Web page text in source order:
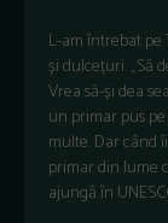
L-am întrebat pe
și dulcețuri. „Să
Vrea să-și dea
un primar pus
multe. Dar când
primar din lume
ajungă în